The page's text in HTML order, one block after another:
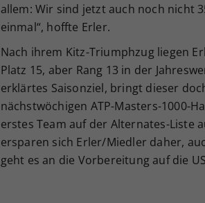
allem: Wir sind jetzt auch noch nicht
einmal“, hoffte Erler.
Nach ihrem Kitz-Triumphzug liegen
Platz 15, aber Rang 13 in der
erklärtes Saisonziel, bringt dieser
nächstwöchigen ATP-Masters-1000-
erstes Team auf der Alternates-Liste
ersparen sich Erler/Miedler daher,
geht es an die Vorbereitung auf die